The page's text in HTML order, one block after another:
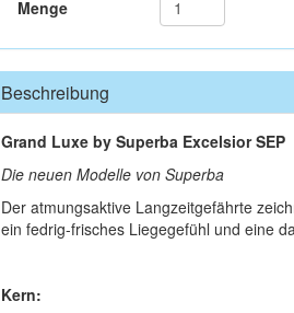
Menge
Beschreibung
Grand Luxe by Superba Excelsior SEP
Die neuen Modelle von Superba
Der atmungsaktive Langzeitgefährte
ein fedrig-frisches Liegegefühl und eine
Kern: